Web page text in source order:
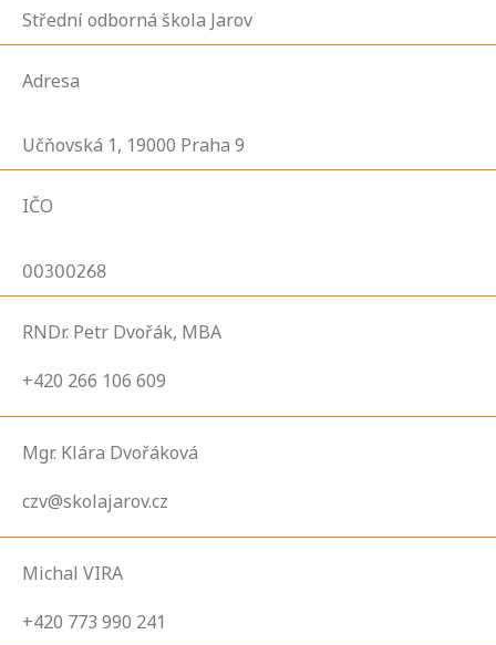
Střední odborná škola Jarov
Adresa
Učňovská 1, 19000 Praha 9
IČO
00300268
RNDr. Petr Dvořák, MBA
+420 266 106 609
Mgr. Klára Dvořáková
czv@skolajarov.cz
Michal VIRA
+420 773 990 241